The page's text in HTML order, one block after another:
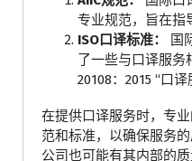
专业规范，旨在指
ISO口译标准：
国
了一些与口译服务
20108：2015 “口
在提供口译服务时，专
范和标准，以确保服务
公司也可能有其内部的